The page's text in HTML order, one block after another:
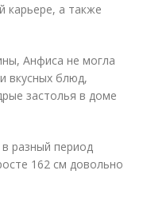
карьере, а также
Анфиса не могла
вкусных блюд,
застолья в доме
разный период
162 см довольно